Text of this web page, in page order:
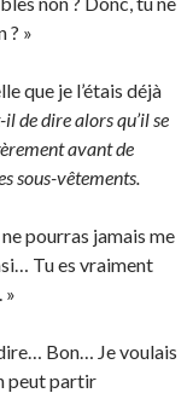
? »
que je l’étais déjà
de dire alors qu’il se
avant de
sous-vêtements.
pourras jamais me
Tu es vraiment
»
Bon… Je voulais
peut partir